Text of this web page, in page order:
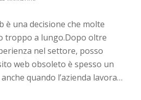
è una decisione che molte
troppo a lungo.Dopo oltre
nel settore, posso
web obsoleto è spesso un
quando l’azienda lavora…